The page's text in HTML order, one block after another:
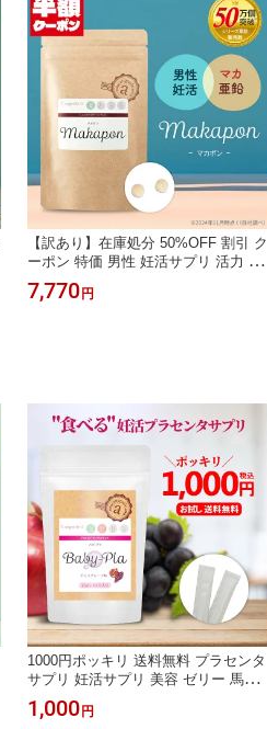
【訳あり】在庫処分 50%OFF 割引 ク
ーポン 特価 男性 妊活サプリ 活力 滋
養 亜鉛 マカ すっぽん コエンザイムQ
10 赤マムシ 高麗人参 ムクナ トンカ
7,770 円
1000円ポッキリ 送料無料 プラセンタ
サプリ 妊活サプリ 美容 ゼリー 馬プ
ラセンタ ざくろ マカ ローヤルゼリー
ルイボス茶 保存料 着色料 甘味料 不
1,000 円